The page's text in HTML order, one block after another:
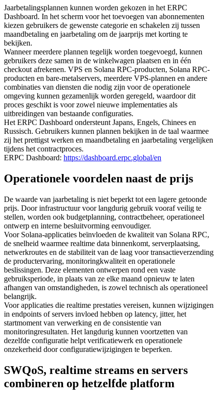
Jaarbetalingsplannen kunnen worden gekozen in het ERPC
Dashboard. In het scherm voor het toevoegen van abonnementen
kiezen gebruikers de gewenste categorie en schakelen zij tussen
maandbetaling en jaarbetaling om de jaarprijs met korting te
bekijken.
Wanneer meerdere plannen tegelijk worden toegevoegd, kunnen
gebruikers deze samen in de winkelwagen plaatsen en in één
checkout afrekenen. VPS en Solana RPC-producten, Solana RPC-
producten en bare-metalservers, meerdere VPS-plannen en andere
combinaties van diensten die nodig zijn voor de operationele
omgeving kunnen gezamenlijk worden geregeld, waardoor dit
proces geschikt is voor zowel nieuwe implementaties als
uitbreidingen van bestaande configuraties.
Het ERPC Dashboard ondersteunt Japans, Engels, Chinees en
Russisch. Gebruikers kunnen plannen bekijken in de taal waarmee
zij het prettigst werken en maandbetaling en jaarbetaling vergelijken
tijdens het contractproces.
ERPC Dashboard: https://dashboard.erpc.global/en
Operationele voordelen naast de prijs
De waarde van jaarbetaling is niet beperkt tot een lagere getoonde
prijs. Door infrastructuur voor langdurig gebruik vooraf veilig te
stellen, worden ook budgetplanning, contractbeheer, operationeel
ontwerp en interne besluitvorming eenvoudiger.
Voor Solana-applicaties beïnvloeden de kwaliteit van Solana RPC,
de snelheid waarmee realtime data binnenkomt, serverplaatsing,
netwerkroutes en de stabiliteit van de laag voor transactieverzending
de productervaring, monitoringkwaliteit en operationele
beslissingen. Deze elementen ontwerpen rond een vaste
gebruiksperiode, in plaats van ze elke maand opnieuw te laten
afhangen van omstandigheden, is zowel technisch als operationeel
belangrijk.
Voor applicaties die realtime prestaties vereisen, kunnen wijzigingen
in endpoints of servers invloed hebben op latency, jitter, het
startmoment van verwerking en de consistentie van
monitoringresultaten. Het langdurig kunnen voortzetten van
dezelfde configuratie helpt verificatiewerk en operationele
onzekerheid door configuratiewijzigingen te beperken.
SWQoS, realtime streams en servers
combineren op hetzelfde platform